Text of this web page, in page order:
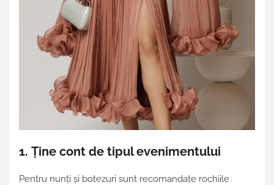
1. Ține cont de tipul evenimentului
Pentru nunți și botezuri sunt recomandate rochiile